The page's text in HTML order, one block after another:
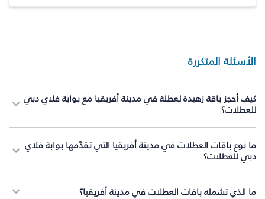
الأسئلة المتكررة
كيف أحجز باقة زهيدة لعطلة في مدينة أفريقيا مع بوابة فلاي دبي
للعطلات؟
ما نوع باقات العطلات في مدينة أفريقيا التي تقدّمها بوابة فلاي
دبي للعطلات؟
ما الذي تشمله باقات العطلات في مدينة أفريقيا؟